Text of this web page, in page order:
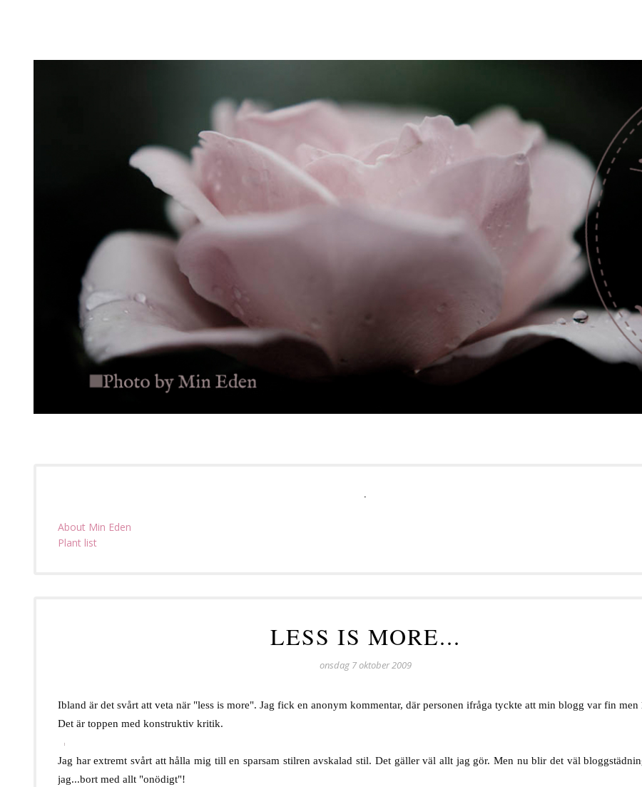
About Min Eden
Plant list
LESS IS MORE...
onsdag 7 oktober 2009
Ibland är det svårt att veta när "less is more". Jag fick en anonym kommentar, där personen ifråga tyckte att min blogg var fin men
Det är toppen med konstruktiv kritik.
Jag har extremt svårt att hålla mig till en sparsam stilren avskalad stil. Det gäller väl allt jag gör. Men nu blir det väl
jag...bort med allt "onödigt"!